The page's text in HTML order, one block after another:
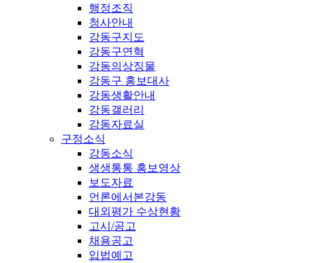
행정조직
청사안내
강동구지도
강동구연혁
강동의상징물
강동구 홍보대사
강동생활안내
강동갤러리
강동자료실
구정소식
강동소식
생생통통 홍보영상
보도자료
언론에서본강동
대외평가 수상현황
고시/공고
채용공고
입법예고